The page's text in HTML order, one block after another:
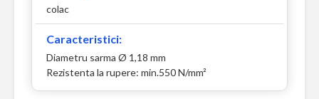
colac
Caracteristici:
Diametru sarma Ø 1,18 mm
Rezistenta la rupere: min.550 N/mm²